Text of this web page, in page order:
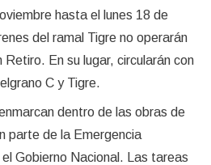
hasta el lunes 18 de
del ramal Tigre no operarán
En su lugar, circularán con
C y Tigre.
dentro de las obras de
parte de la Emergencia
Gobierno Nacional. Las tareas